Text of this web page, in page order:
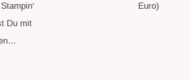
Du mit
Euro)